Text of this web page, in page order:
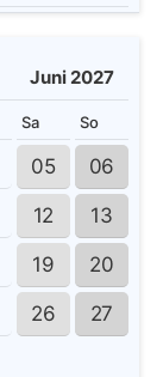
Juni 2027
Sa So
05 06
12 13
19 20
26 27